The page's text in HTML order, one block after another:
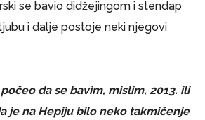
se bavio didžejingom i stendap
i dalje postoje neki njegovi
da se bavim, mislim, 2013. ili
je na Hepiju bilo neko takmičenje